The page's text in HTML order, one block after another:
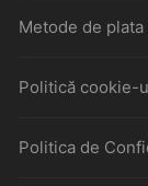
Metode de plata
Politică cookie-
Politica de